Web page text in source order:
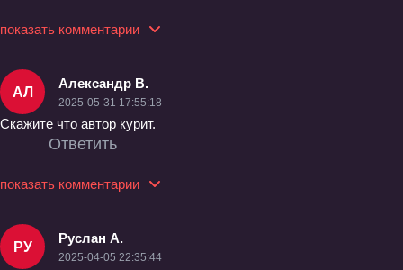
показать комментарии
АЛ
Александр В.
2025-05-31 17:55:18
Скажите что автор курит.
Ответить
показать комментарии
РУ
Руслан А.
2025-04-05 22:35:44